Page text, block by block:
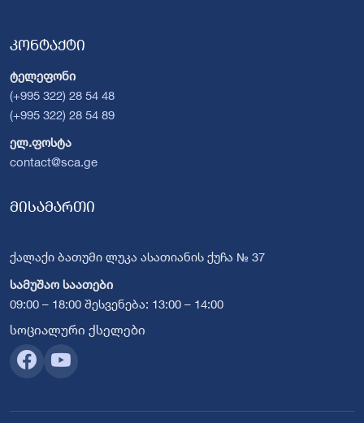
კონტაქტი
ტელეფონი
(+995 322) 28 54 48
(+995 322) 28 54 89
ელ.ფოსტა
contact@sca.ge
მისამართი
ქალაქი ბათუმი ლუკა ასათიანის ქუჩა № 37
სამუშაო საათები
09:00 – 18:00 შესვენება: 13:00 – 14:00
სოციალური ქსელები